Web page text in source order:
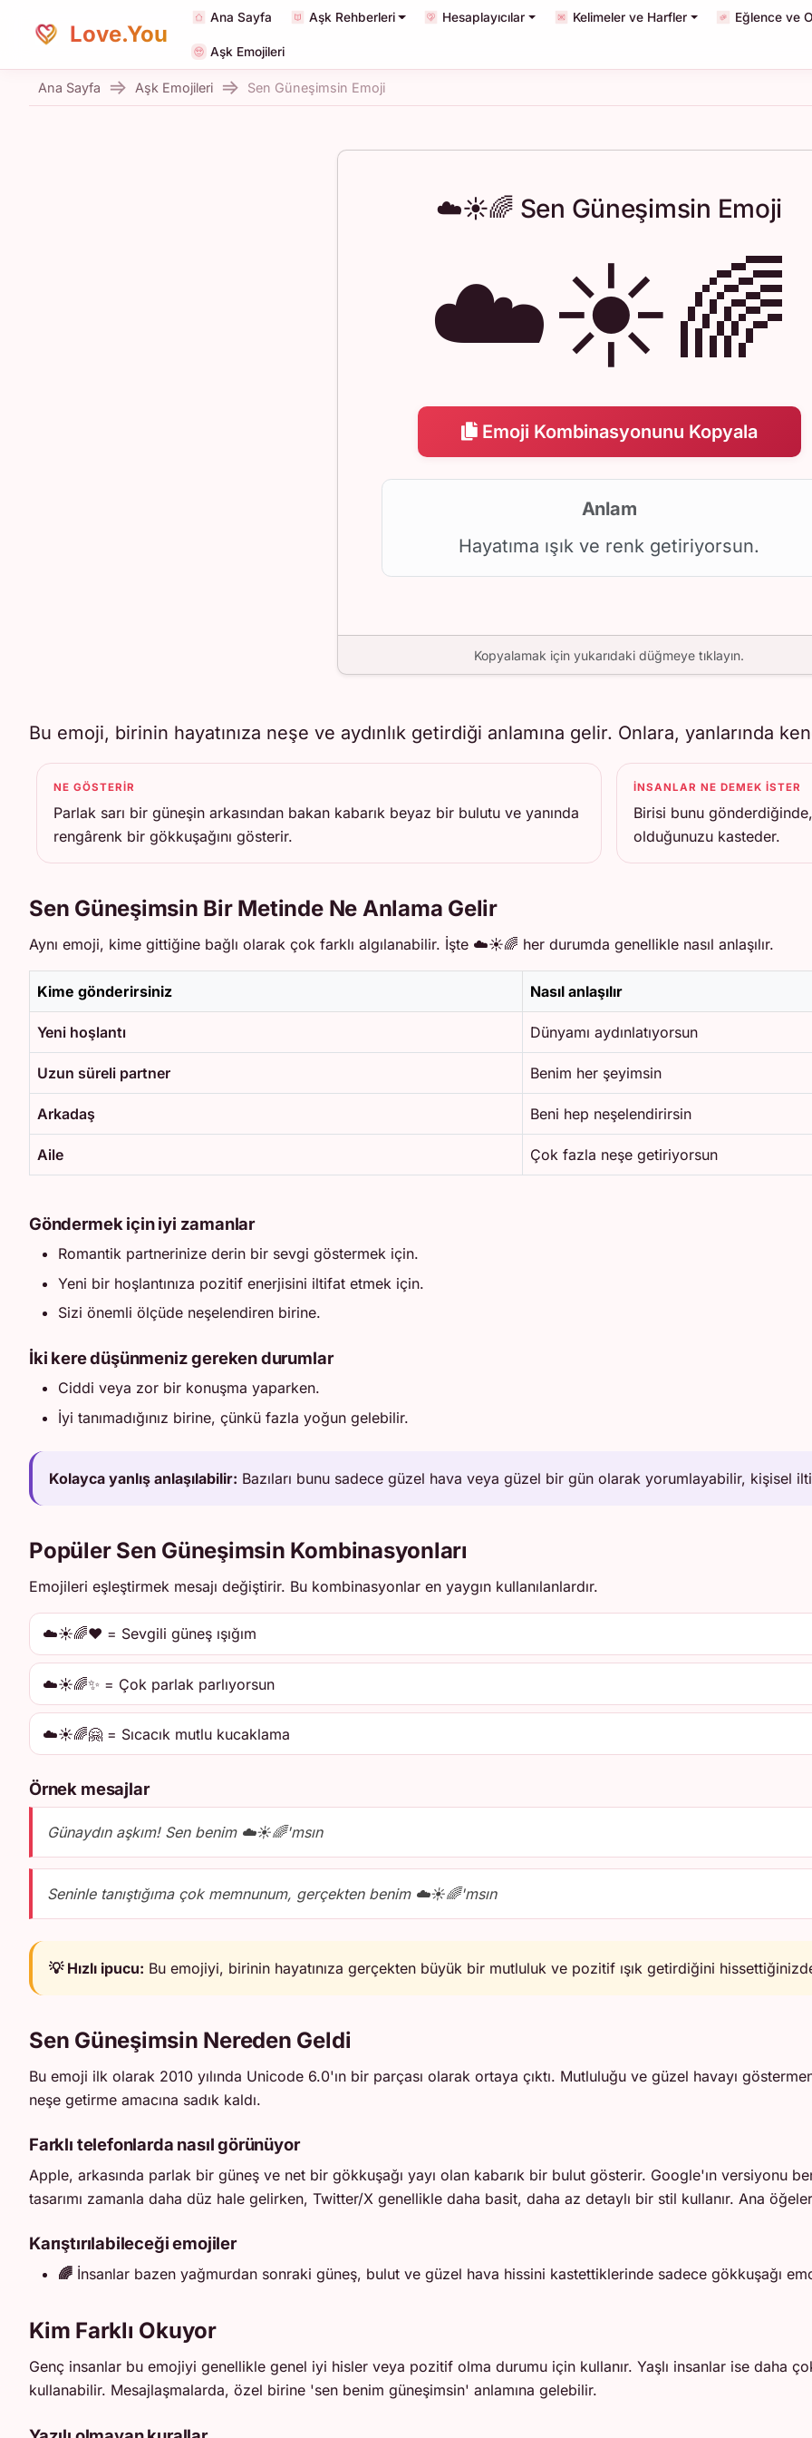
Love.You
Ana Sayfa Aşk Rehberleri Hesaplayıcılar Kelimeler ve Harfler Eğlence ve
Aşk Emojileri
Ana Sayfa Aşk Emojileri Sen Güneşimsin Emoji
☁️☀️🌈 Sen Güneşimsin Emoji
☁️☀️🌈
Emoji Kombinasyonunu Kopyala
Anlam
Hayatıma ışık ve renk getiriyorsun.
Kopyalamak için yukarıdaki düğmeye tıklayın.
Bu emoji, birinin hayatınıza neşe ve aydınlık getirdiği anlamına gelir. Onlara, yanlarında
NE GÖSTERIR
Parlak sarı bir güneşin arkasından bakan kabarık beyaz bir bulutu ve yanında
rengârenk bir gökkuşağını gösterir.
İNSANLAR NE DEMEK ISTER
Birisi bunu
olduğunuzu kasteder.
Sen Güneşimsin Bir Metinde Ne Anlama Gelir
Aynı emoji, kime gittiğine bağlı olarak çok farklı algılanabilir. İşte ☁️☀️🌈 her durumda genellikle nasıl anlaşılır.
Kime gönderirsiniz Nasıl anlaşılır
Yeni hoşlantı Dünyamı aydınlatıyorsun
Uzun süreli partner Benim her şeyimsin
Arkadaş Beni hep neşelendirirsin
Aile Çok fazla neşe getiriyorsun
Göndermek için iyi zamanlar
Romantik partnerinize derin bir sevgi göstermek için.
Yeni bir hoşlantınıza pozitif enerjisini iltifat etmek için.
Sizi önemli ölçüde neşelendiren birine.
İki kere düşünmeniz gereken durumlar
Ciddi veya zor bir konuşma yaparken.
İyi tanımadığınız birine, çünkü fazla yoğun gelebilir.
Kolayca yanlış anlaşılabilir: Bazıları bunu sadece güzel hava veya güzel bir gün olarak yorumlayabilir, kişisel
Popüler Sen Güneşimsin Kombinasyonları
Emojileri eşleştirmek mesajı değiştirir. Bu kombinasyonlar en yaygın kullanılanlardır.
☁️☀️🌈❤️ = Sevgili güneş ışığım
☁️☀️🌈✨ = Çok parlak parlıyorsun
☁️☀️🌈🤗 = Sıcacık mutlu kucaklama
Örnek mesajlar
Günaydın aşkım! Sen benim ☁️☀️🌈'msın
Seninle tanıştığıma çok memnunum, gerçekten benim ☁️☀️🌈'msın
💡 Hızlı ipucu: Bu emojiyi, birinin hayatınıza gerçekten büyük bir mutluluk ve pozitif ışık getirdiğini
Sen Güneşimsin Nereden Geldi
Bu emoji ilk olarak 2010 yılında Unicode 6.0'ın bir parçası olarak ortaya çıktı. Mutluluğu ve güzel havayı
neşe getirme amacına sadık kaldı.
Farklı telefonlarda nasıl görünüyor
Apple, arkasında parlak bir güneş ve net bir gökkuşağı yayı olan kabarık bir bulut gösterir. Google'ın versiyonu
tasarımı zamanla daha düz hale gelirken, Twitter/X genellikle daha basit, daha az detaylı bir stil kullanır. Ana
Karıştırılabileceği emojiler
🌈 İnsanlar bazen yağmurdan sonraki güneş, bulut ve güzel hava hissini kastettiklerinde sadece gökkuşağı
Kim Farklı Okuyor
Genç insanlar bu emojiyi genellikle genel iyi hisler veya pozitif olma durumu için kullanır. Yaşlı insanlar ise daha
kullanabilir. Mesajlaşmalarda, özel birine 'sen benim güneşimsin' anlamına gelebilir.